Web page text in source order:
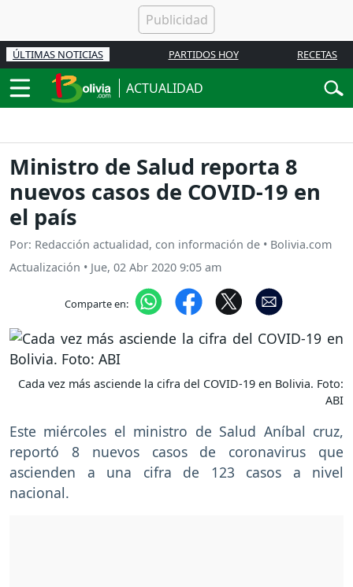
ÚLTIMAS NOTICIAS PARTIDOS HOY RECETAS
ACTUALIDAD
Ministro de Salud reporta 8
nuevos casos de COVID-19 en
el país
Por: Redacción actualidad, con información de • Bolivia.com
Actualización • Jue, 02 Abr 2020 9:05 am
Comparte en:
Cada vez más asciende la cifra del COVID-19 en Bolivia. Foto:
ABI
Este miércoles el ministro de Salud Aníbal cruz,
reportó 8 nuevos casos de coronavirus que
ascienden a una cifra de 123 casos a nivel
nacional.